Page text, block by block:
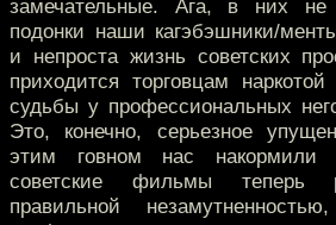
замечательные. Ага, в них не
подонки наши кагэбэшники/
и непроста жизнь советских
приходится торговцам
судьбы у профессиональных
Это, конечно, серьезное
этим говном нас
советские фильмы теперь
правильной